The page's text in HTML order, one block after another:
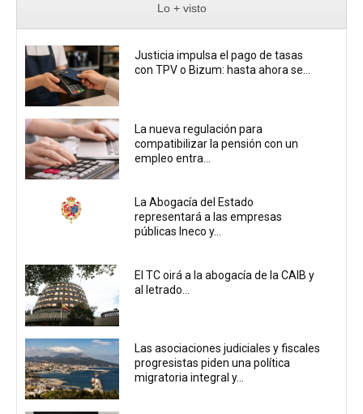
Lo + visto
Justicia impulsa el pago de tasas
con TPV o Bizum: hasta ahora se...
La nueva regulación para
compatibilizar la pensión con un
empleo entra...
La Abogacía del Estado
representará a las empresas
públicas Ineco y...
El TC oirá a la abogacía de la CAIB y
al letrado...
Las asociaciones judiciales y fiscales
progresistas piden una política
migratoria integral y...